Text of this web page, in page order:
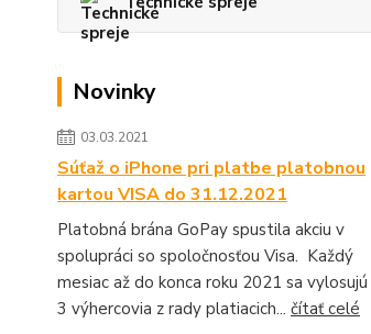
Novinky
03.03.2021
Súťaž o iPhone pri platbe platobnou
kartou VISA do 31.12.2021
Platobná brána GoPay spustila akciu v
spolupráci so spoločnosťou Visa. Každý
mesiac až do konca roku 2021 sa vylosujú
3 výhercovia z rady platiacich... čítať celé